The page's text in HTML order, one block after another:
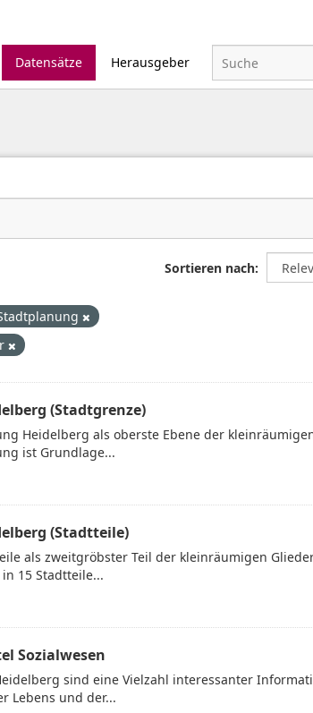
Datensätze
Herausgeber
Sortieren nach
(Stadtgrenze)
Heidelberg als oberste Ebene der
ist Grundlage...
(Stadtteile)
als zweitgröbster Teil der kleinräumigen
15 Stadtteile...
Sozialwesen
sind eine Vielzahl interessanter
Lebens und der...